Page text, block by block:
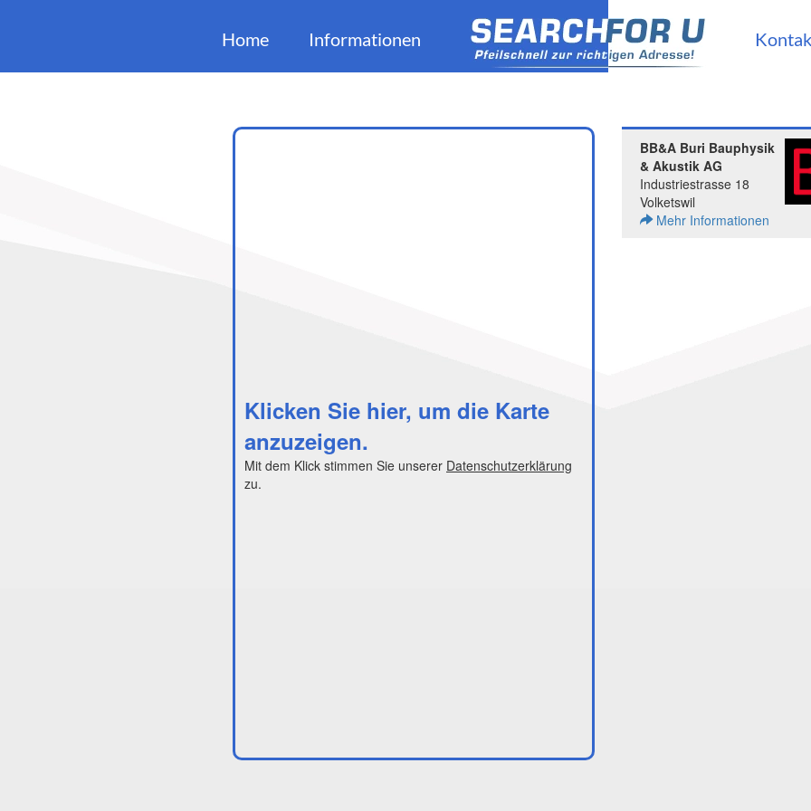
Home Informationen
Klicken Sie hier, um die Karte
anzuzeigen.
Mit dem Klick stimmen Sie unserer Datenschutzerklärung
zu.
BB&A Buri Bauphysik
& Akustik AG
Industriestrasse 18
Volketswil
Mehr Informationen